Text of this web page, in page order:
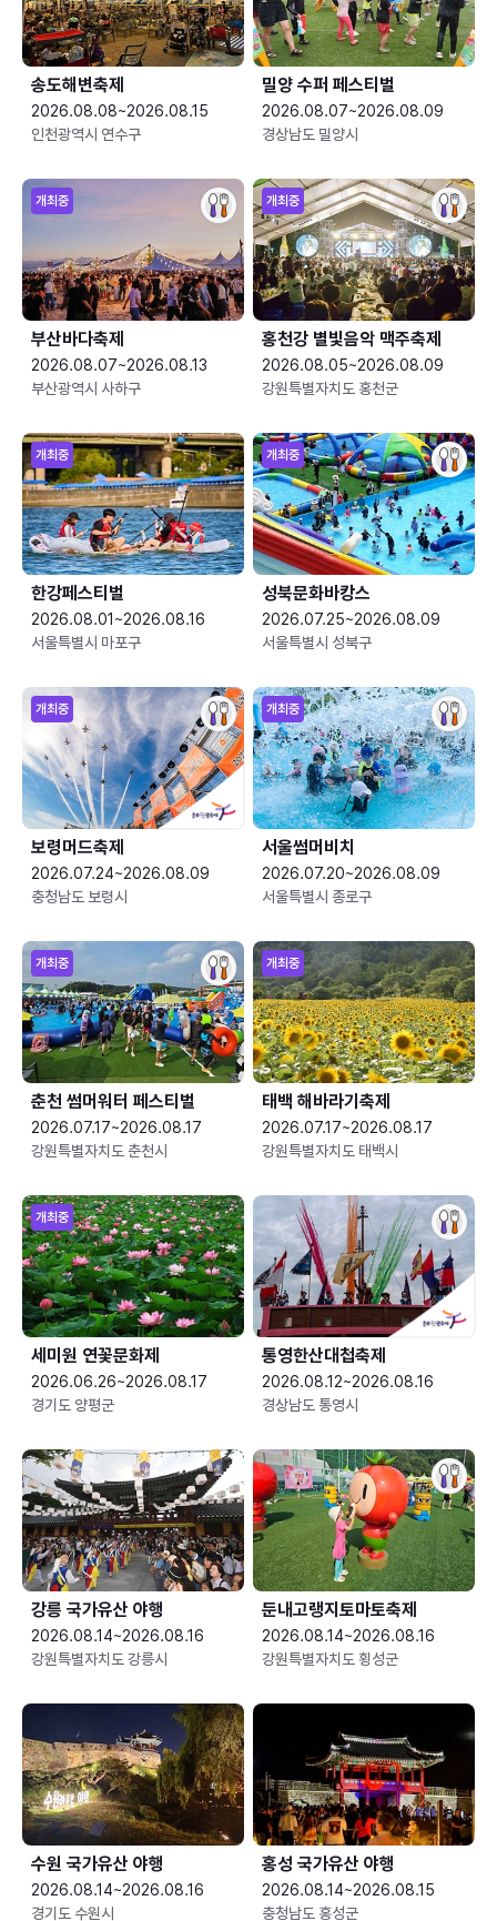
송도해변축제
2026.08.08~2026.08.15
인천광역시 연수구
밀양 수퍼 페스티벌
2026.08.07~2026.08.09
경상남도 밀양시
개최중
부산바다축제
2026.08.07~2026.08.13
부산광역시 사하구
개최중
홍천강 별빛음악 맥주축제
2026.08.05~2026.08.09
강원특별자치도 홍천군
개최중
한강페스티벌
2026.08.01~2026.08.16
서울특별시 마포구
개최중
성북문화바캉스
2026.07.25~2026.08.09
서울특별시 성북구
개최중
보령머드축제
2026.07.24~2026.08.09
충청남도 보령시
개최중
서울썸머비치
2026.07.20~2026.08.09
서울특별시 종로구
개최중
춘천 썸머워터 페스티벌
2026.07.17~2026.08.17
강원특별자치도 춘천시
개최중
태백 해바라기축제
2026.07.17~2026.08.17
강원특별자치도 태백시
개최중
세미원 연꽃문화제
2026.06.26~2026.08.17
경기도 양평군
통영한산대첩축제
2026.08.12~2026.08.16
경상남도 통영시
강릉 국가유산 야행
2026.08.14~2026.08.16
강원특별자치도 강릉시
둔내고랭지토마토축제
2026.08.14~2026.08.16
강원특별자치도 횡성군
수원 국가유산 야행
2026.08.14~2026.08.16
경기도 수원시
홍성 국가유산 야행
2026.08.14~2026.08.15
충청남도 홍성군